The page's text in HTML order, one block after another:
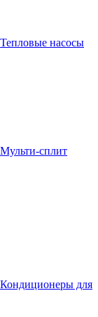
Тепловые насосы
Мульти-сплит
Кондиционеры для